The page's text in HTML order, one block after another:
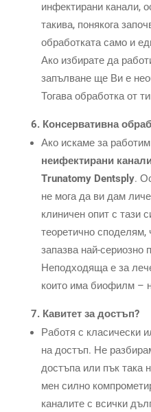
инфектирани канали,
такива, понякога
обработката само и
Ако избирате да
запълване ще Ви е
Тогава обработка от
6. Консервативна
Ако искаме за
неифектирани
Trunatomy Dentsply.
не мога да ви дам
клиничен опит с тази
теоретично споделям,
запазва най-сериозно
Неподходяща е за
които има биофилм –
7. Кавитет за достъп?
Работя с класически
на достъп. Не
достъпа или пък така
мен силно
каналите с всички